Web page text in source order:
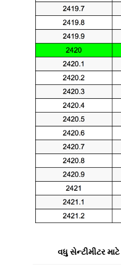
વધુ સેન્ટીમીટર